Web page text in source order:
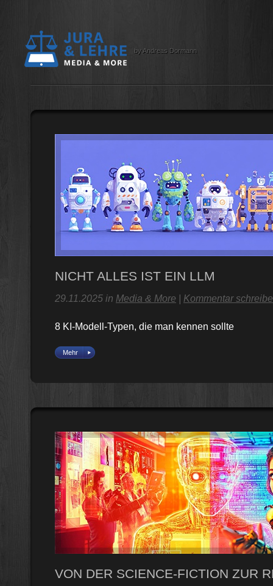
by Andreas Dormann
NICHT ALLES IST EIN LLM
29.11.2025 in Media & More | Kommentar
8 KI-Modell-Typen, die man kennen sollte
Mehr
VON DER SCIENCE-FICTION ZUR